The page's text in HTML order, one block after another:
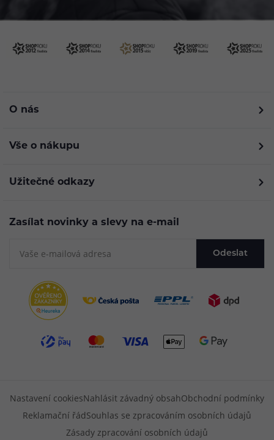
O nás
Vše o nákupu
Užitečné odkazy
Zasílat novinky a slevy na e-mail
Odeslat
Nastavení cookiesNahlásit závadný obsahObchodní podmínky
Reklamační řádSouhlas se zpracováním osobních údajů
Zásady zpracování osobních údajů